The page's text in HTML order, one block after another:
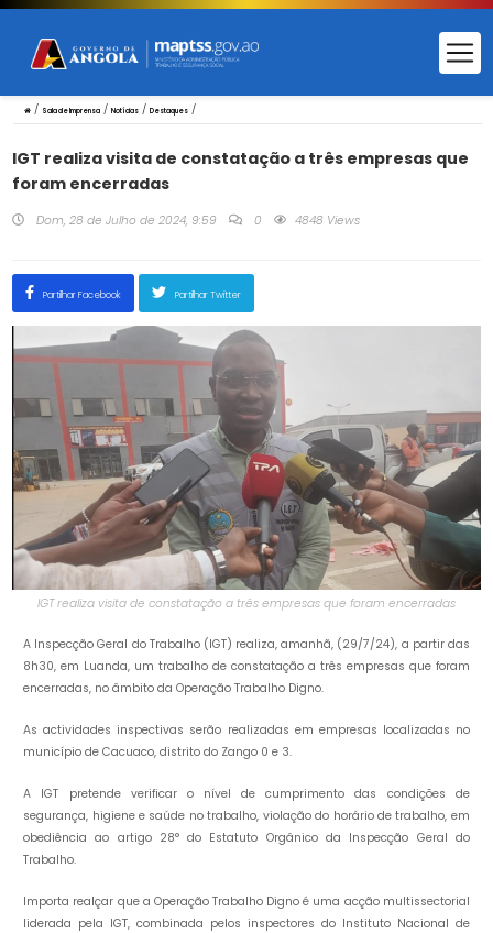
/ Sala de Imprensa/ Notícias/ Destaques/
IGT realiza visita de constatação a três empresas que
foram encerradas
Dom, 28 de Julho de 2024, 9:59 0 4848 Views
Partilhar Facebook Partilhar Twitter
IGT realiza visita de constatação a três empresas que foram encerradas
A Inspecção Geral do Trabalho (IGT) realiza, amanhã, (29/7/24), a partir das
8h30, em Luanda, um trabalho de constatação a três empresas que foram
encerradas, no âmbito da Operação Trabalho Digno.
As actividades inspectivas serão realizadas em empresas localizadas no
município de Cacuaco, distrito do Zango 0 e 3.
A IGT pretende verificar o nível de cumprimento das condições de
segurança, higiene e saúde no trabalho, violação do horário de trabalho, em
obediência ao artigo 28° do Estatuto Orgânico da Inspecção Geral do
Trabalho.
Importa realçar que a Operação Trabalho Digno é uma acção multissectorial
liderada pela IGT, combinada pelos inspectores do Instituto Nacional de